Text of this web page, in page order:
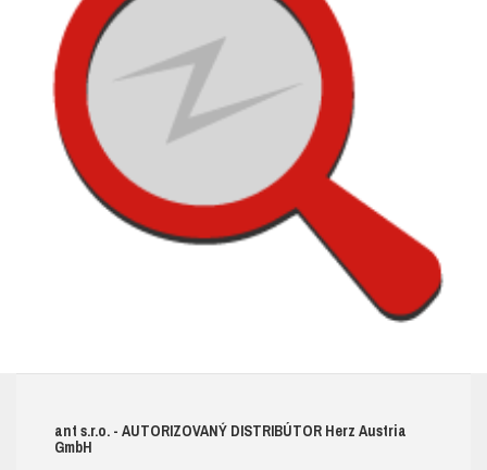
ant s.r.o. - AUTORIZOVANÝ DISTRIBÚTOR Herz Austria
GmbH